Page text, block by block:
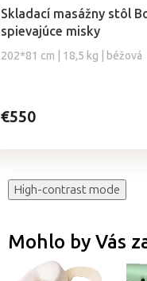
Skladací masážny stôl
spievajúce misky
202*81 cm | 18,5 kg | béžová
€550
High-contrast mode
Mohlo by Vás